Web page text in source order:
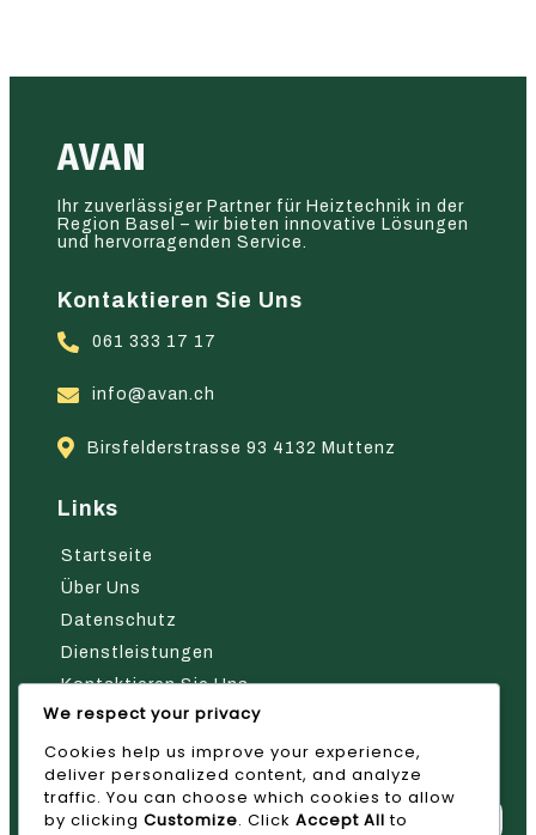
AVAN
Ihr zuverlässiger Partner für Heiztechnik in der
Region Basel – wir bieten innovative Lösungen
und hervorragenden Service.
Kontaktieren Sie Uns
061 333 17 17
info@avan.ch
Birsfelderstrasse 93 4132 Muttenz
Links
Startseite
Über Uns
Datenschutz
Dienstleistungen
Kontaktieren Sie Uns
Nehmen Sie Kontakt Mit Uns Auf
We respect your privacy
Cookies help us improve your experience,
deliver personalized content, and analyze
traffic. You can choose which cookies to allow
by clicking Customize. Click Accept All to